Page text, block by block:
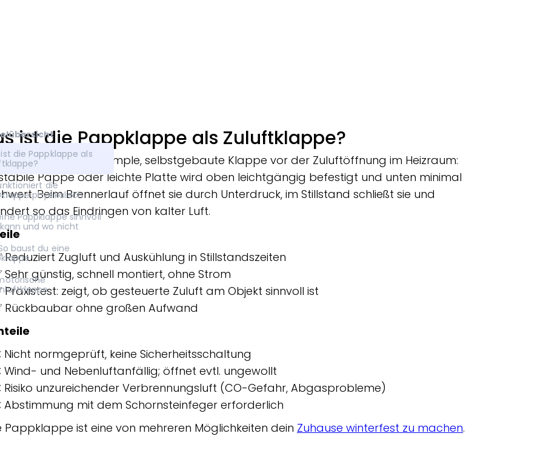
die Pappklappe als
die
physikalisch
Pappklappe sinnvoll
und wo nicht
baust du eine
ist die Pappklappe als Zuluftklappe?
ist eine simple, selbstgebaute Klappe vor der Zuluftöffnung im Heizraum:
stabile Pappe oder leichte Platte wird oben leichtgängig befestigt und unten minimal
Beim Brennerlauf öffnet sie durch Unterdruck, im Stillstand schließt sie und
so das Eindringen von kalter Luft.
Reduziert Zugluft und Auskühlung in Stillstandszeiten
Sehr günstig, schnell montiert, ohne Strom
Praxistest: zeigt, ob gesteuerte Zuluft am Objekt sinnvoll ist
Rückbaubar ohne großen Aufwand
Nicht normgeprüft, keine Sicherheitsschaltung
Wind- und Nebenluftanfällig; öffnet evtl. ungewollt
Risiko unzureichender Verbrennungsluft (CO-Gefahr, Abgasprobleme)
Abstimmung mit dem Schornsteinfeger erforderlich
Pappklappe ist eine von mehreren Möglichkeiten dein Zuhause winterfest zu machen.